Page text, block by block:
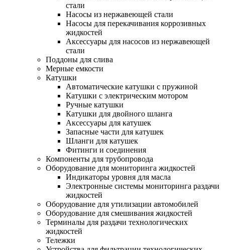
стали
Насосы из нержавеющей стали
Насосы для перекачивания коррозивных
жидкостей
Аксессуары для насосов из нержавеющей
стали
Поддоны для слива
Мерные емкости
Катушки
Автоматические катушки с пружиной
Катушки с электрическим мотором
Ручные катушки
Катушки для двойного шланга
Аксессуары для катушек
Запасные части для катушек
Шланги для катушек
Фитинги и соединения
Компоненты для трубопровода
Оборудование для мониторинга жидкостей
Индикаторы уровня для масла
Электронные системы мониторинга раздачи
жидкостей
Оборудование для утилизации автомобилей
Оборудование для смешивания жидкостей
Терминалы для раздачи технологических
жидкостей
Тележки